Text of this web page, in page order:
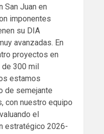
San Juan en
imponentes
su DIA
avanzadas. En
proyectos en
de 300 mil
estamos
de semejante
con nuestro equipo
el
estratégico 2026-